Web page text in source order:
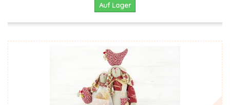
Auf Lager